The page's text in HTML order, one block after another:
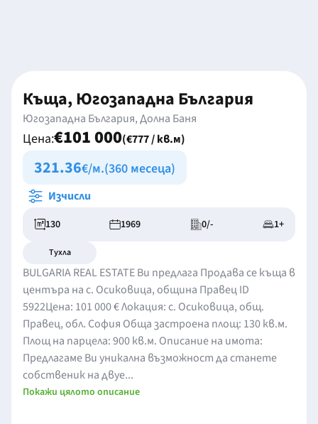
Къща, Югозападна България
Югозападна България, Долна Баня
Цена:€101 000(€777 / кв.м)
321.36€/м.(360 месеца)
Изчисли
130 1969 0/- 1+
Тухла
BULGARIA REAL ESTATE Ви предлага Продава се къща в
центъра на с. Осиковица, община Правец ID
5922Цена: 101 000 € Локация: с. Осиковица, общ.
Правец, обл. София Обща застроена площ: 130 кв.м.
Площ на парцела: 900 кв.м. Описание на имота:
Предлагаме Ви уникална възможност да станете
собственик на двуе...
Покажи цялото описание